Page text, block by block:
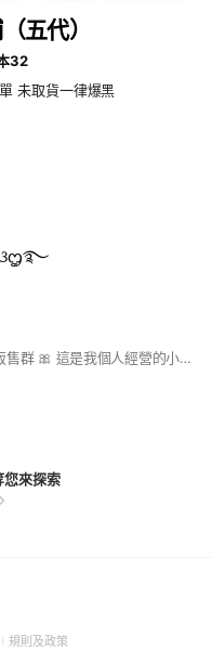
五代）
32
跑單 未取貨一律爆黑
ઈଓᦗ࿐
🎀 歡迎加入 TF四代應援週邊販售群 🎀 這是我個人經營的小小販售社群，每週都會上架一款主打新品✨ 🛍️【販售說明】 📌 每週會推出一款新品，販售時間為期一週 📌 舊商品不會下架！會集中整理在「記事本」裡，隨時都可以加購 📌 若加購舊商品，會和當週新品一併安排出貨，節省運費也更方便 📦【出貨時間】 統一於下週或下下週寄出（視商品安排） 💬【群內規則】 ✅ 有任何商品問題歡迎私訊我 ⛔ 為維護秩序，請勿在群內進行私人轉售、代購、廣告貼文等行為，感謝配合！ 💡 喜歡TF四代的寶寶一起應援收藏吧～不定期還會開新品／代拍／特別設計小物🧸
您來探索
(Open
規則及政策(Open